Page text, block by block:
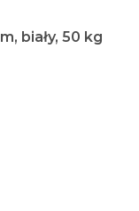
biały, 50 kg